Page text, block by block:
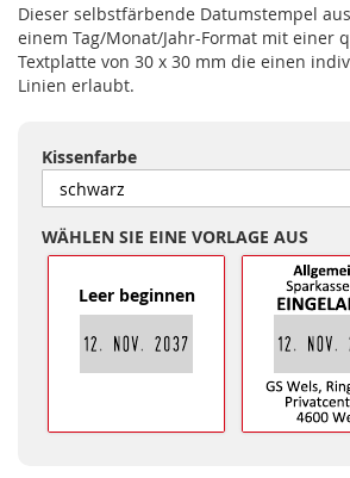
Dieser selbstfärbende Datumstempel
einem Tag/Monat/Jahr-Format mit einer
Textplatte von 30 x 30 mm die einen
Linien erlaubt.
Kissenfarbe
WÄHLEN SIE EINE VORLAGE AUS
Leer beginnen